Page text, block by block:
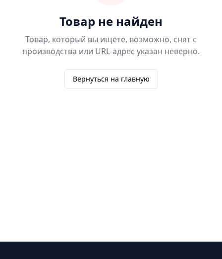
Товар не найден
Товар, который вы ищете, возможно, снят с
производства или URL-адрес указан неверно.
Вернуться на главную